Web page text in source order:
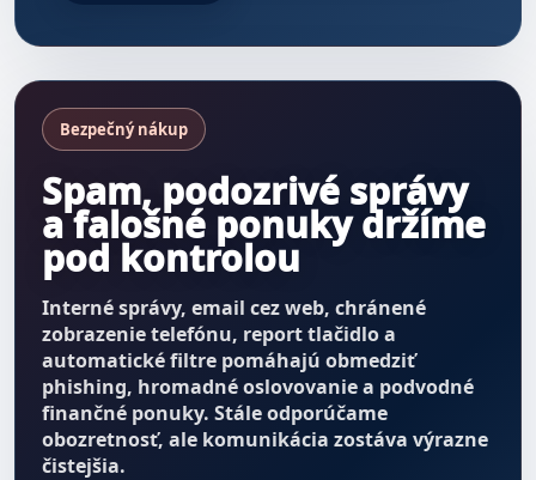
Bezpečný nákup
Spam, podozrivé správy
a falošné ponuky držíme
pod kontrolou
Interné správy, email cez web, chránené
zobrazenie telefónu, report tlačidlo a
automatické filtre pomáhajú obmedziť
phishing, hromadné oslovovanie a podvodné
finančné ponuky. Stále odporúčame
obozretnosť, ale komunikácia zostáva výrazne
čistejšia.